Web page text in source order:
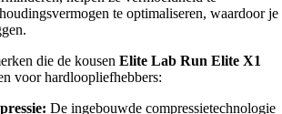
te optimaliseren, waardoor je
die de kousen Elite Lab Run Elite X1
voor hardloopliefhebbers:
De ingebouwde compressietechnologie